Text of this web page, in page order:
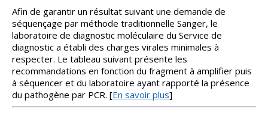
Afin de garantir un résultat suivant une demande de
séquençage par méthode traditionnelle Sanger, le
laboratoire de diagnostic moléculaire du Service de
diagnostic a établi des charges virales minimales à
respecter. Le tableau suivant présente les
recommandations en fonction du fragment à amplifier puis
à séquencer et du laboratoire ayant rapporté la présence
du pathogène par PCR. [En savoir plus]